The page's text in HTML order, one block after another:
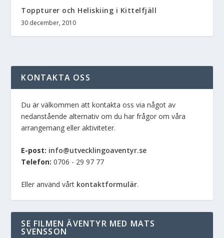
Toppturer och Heliskiing i Kittelfjäll
30 december, 2010
KONTAKTA OSS
Du är välkommen att kontakta oss via något av
nedanstående alternativ om du har frågor om våra
arrangemang eller aktiviteter.
E-post: info@utvecklingoaventyr.se
Telefon: 0706 - 29 97 77
Eller använd vårt kontaktformulär.
SE FILMEN ÄVENTYR MED MATS
SVENSSON